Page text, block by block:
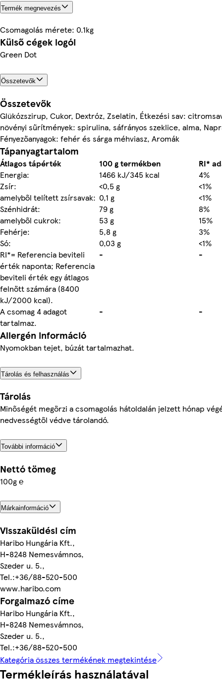
Termék megnevezés
Csomagolás mérete: 0.1kg
Külső cégek logói
Green Dot
Összetevők
Összetevők
Glükózszirup, Cukor, Dextróz, Zselatin, Étkezési sav:
növényi sűrítmények: spirulina, sáfrányos szeklice, alma,
Fényezőanyagok: fehér és sárga méhviasz, Aromák
Tápanyagtartalom
Átlagos tápérték 100 g termékben
RI*
Energia:
1466 kJ/345 kcal
4%
Zsír:
<0,5 g
<1%
amelyből telített zsírsavak: 0,1 g
<1%
Szénhidrát:
79 g
8%
amelyből cukrok:
53 g
15%
Fehérje:
5,8 g
3%
Só:
0,03 g
<1%
RI*= Referencia beviteli
érték naponta; Referencia
beviteli érték egy átlagos
felnőtt számára (8400
kJ/2000 kcal).
- -
A csomag 4 adagot
tartalmaz.
- -
Allergén információ
Nyomokban tejet, búzát tartalmazhat.
Tárolás és felhasználás
Tárolás
Minőségét megőrzi a csomagolás hátoldalán jelzett hónap
nedvességtől védve tárolandó.
További információ
Nettó tömeg
100g ℮
Márkainformáció
Visszaküldési cím
Haribo Hungária Kft.,
H-8248 Nemesvámnos,
Szeder u. 5.,
Tel.:+36/88-520-500
www.haribo.com
Forgalmazó címe
Haribo Hungária Kft.,
H-8248 Nemesvámnos,
Szeder u. 5.,
Tel.:+36/88-520-500
Kategória összes termékének megtekintése
Termékleírás használatával